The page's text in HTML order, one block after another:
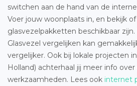
switchen aan de hand van de
Voer jouw woonplaats in, en bekijk
glasvezelpakketten beschikbaar
Glasvezel vergelijken kan
vergelijker. Ook bij lokale projecten
Holland) achterhaal jij meer info
werkzaamheden. Lees ook internet